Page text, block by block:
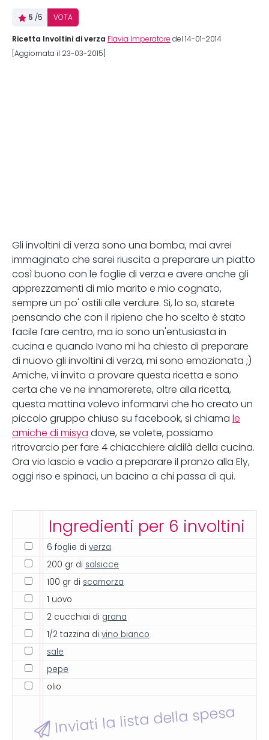
5 /5 VOTA
Ricetta Involtini di verza Flavia Imperatore del 14-01-2014
[Aggiornata il 23-03-2015]
Gli involtini di verza sono una bomba, mai avrei
immaginato che sarei riuscita a preparare un piatto
così buono con le foglie di verza e avere anche gli
apprezzamenti di mio marito e mio cognato,
sempre un po' ostili alle verdure. Si, lo so, starete
pensando che con il ripieno che ho scelto è stato
facile fare centro, ma io sono un'entusiasta in
cucina e quando Ivano mi ha chiesto di preparare
di nuovo gli involtini di verza, mi sono emozionata ;)
Amiche, vi invito a provare questa ricetta e sono
certa che ve ne innamorerete, oltre alla ricetta,
questa mattina volevo informarvi che ho creato un
piccolo gruppo chiuso su facebook, si chiama le
amiche di misya dove, se volete, possiamo
ritrovarcio per fare 4 chiacchiere aldilà della cucina.
Ora vio lascio e vadio a preparare il pranzo alla Ely,
oggi riso e spinaci, un bacino a chi passa di qui.
Ingredienti per 6 involtini
6 foglie di verza
200 gr di salsicce
100 gr di scamorza
1 uovo
2 cucchiai di grana
1/2 tazzina di vino bianco
sale
pepe
olio
Inviati la lista della spesa